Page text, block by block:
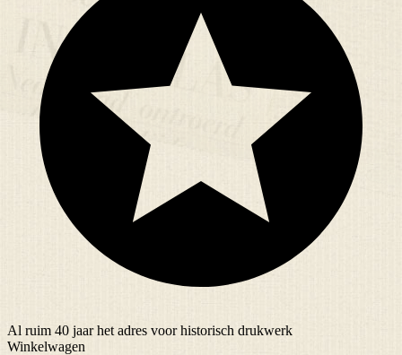
Al ruim 40 jaarhet adres voor historisch drukwerk
Winkelwagen